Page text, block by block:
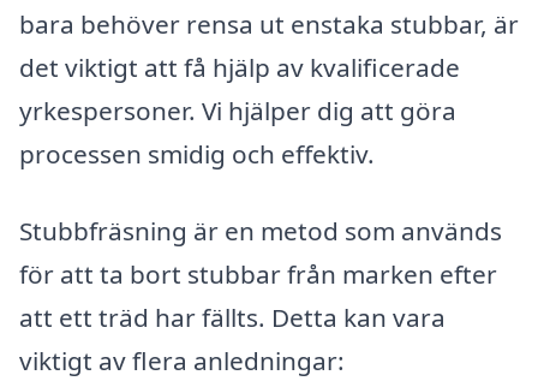
bara behöver rensa ut enstaka stubbar, är
det viktigt att få hjälp av kvalificerade
yrkespersoner. Vi hjälper dig att göra
processen smidig och effektiv.
Stubbfräsning är en metod som används
för att ta bort stubbar från marken efter
att ett träd har fällts. Detta kan vara
viktigt av flera anledningar: